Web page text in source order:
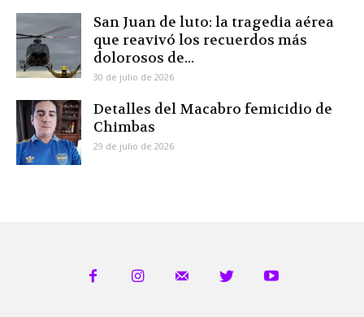
San Juan de luto: la tragedia aérea
que reavivó los recuerdos más
dolorosos de...
30 de julio de 2026
Detalles del Macabro femicidio de
Chimbas
29 de julio de 2026